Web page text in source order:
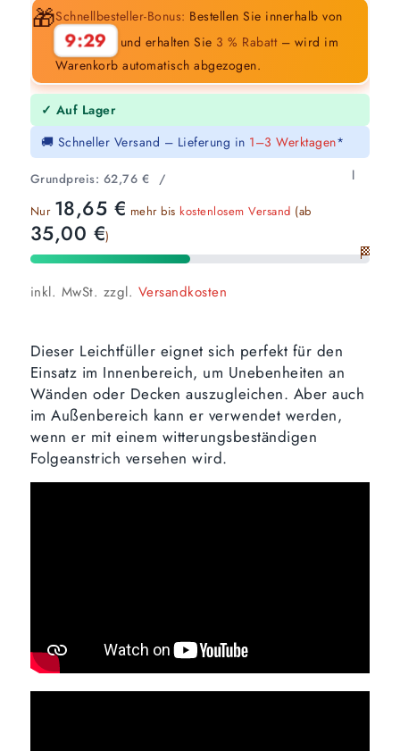
🎁Schnellbesteller-Bonus: Bestellen Sie innerhalb von
9:28 und erhalten Sie 3 % Rabatt– wird im
Warenkorb automatisch abgezogen.
✓ Auf Lager
🚚 Schneller Versand – Lieferung in 1–3 Werktagen*
Grundpreis: 62,76 € / l
Nur 18,65 € mehr bis kostenlosem Versand (ab
35,00 €)
🏁
inkl. MwSt. zzgl. Versandkosten
Dieser Leichtfüller eignet sich perfekt für den
Einsatz im Innenbereich, um Unebenheiten an
Wänden oder Decken auszugleichen. Aber auch
im Außenbereich kann er verwendet werden,
wenn er mit einem witterungsbeständigen
Folgeanstrich versehen wird.